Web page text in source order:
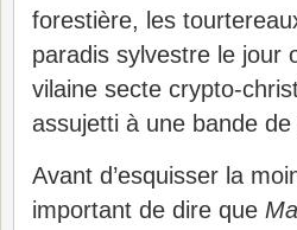
forestière, les
paradis sylvestre le jour
vilaine secte crypto-
assujetti à une bande
Avant d’esquisser la
important de dire que